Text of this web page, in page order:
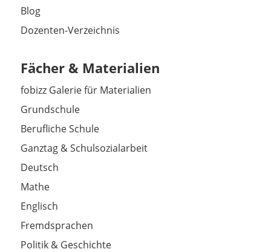
Blog
Dozenten-Verzeichnis
Fächer & Materialien
fobizz Galerie für Materialien
Grundschule
Berufliche Schule
Ganztag & Schulsozialarbeit
Deutsch
Mathe
Englisch
Fremdsprachen
Politik & Geschichte